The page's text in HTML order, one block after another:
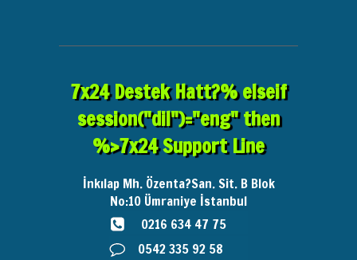
7x24 Destek Hatt?% elseif
session("dil")="eng" then
%>7x24 Support Line
İnkılap Mh. Özenta?San. Sit. B Blok
No:10 Ümraniye İstanbul
0216 634 47 75
0542 335 92 58